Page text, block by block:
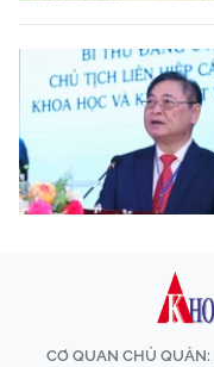
CƠ QUAN CHỦ QUẢN: